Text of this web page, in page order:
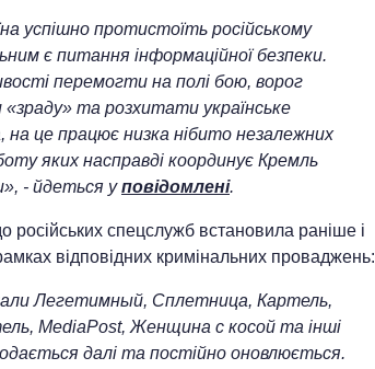
успішно протистоїть російському
є питання інформаційної безпеки.
перемогти на полі бою, ворог
та розхитати українське
на це працює низка нібито незалежних
яких насправді координує Кремль
- йдеться уповідомлені.
російських спецслужб встановила раніше і
відповідних кримінальних проваджень:
Легетимный, Сплетница, Картель,
MediaPost, Женщина с косой та інші
далі та постійно оновлюється.